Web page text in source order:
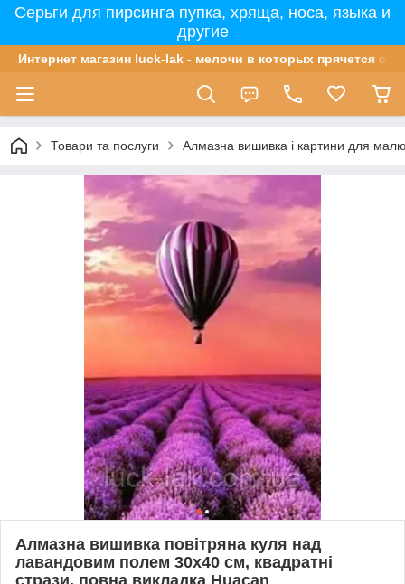
Серьги для пирсинга пупка, хряща, носа, языка и
другие
Интернет магазин luck-lak - мелочи в которых прячется
Товари та послуги Алмазна вишивка і картини для
Алмазна вишивка повітряна куля над
лавандовим полем 30х40 см, квадратні
стрази, повна викладка Huacan